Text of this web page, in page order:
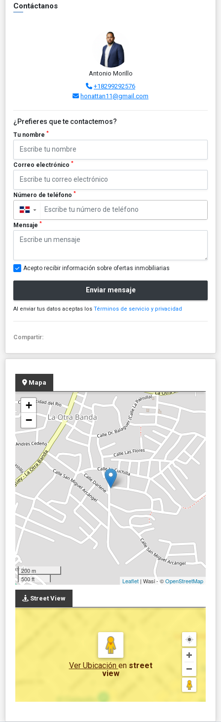
Contáctanos
Antonio Morillo
+18299292576
honattan11@gmail.com
¿Prefieres que te contactemos?
Tu nombre *
Correo electrónico *
Número de teléfono *
▼
Mensaje *
Acepto recibir información sobre ofertas inmobiliarias
Enviar mensaje
Al enviar tus datos aceptas los Términos de servicio y privacidad
Compartir:
Mapa
+
−
200 m
500 ft
Leaflet | Wasi - ©OpenStreetMap
Street View
Ver Ubicación en street
view